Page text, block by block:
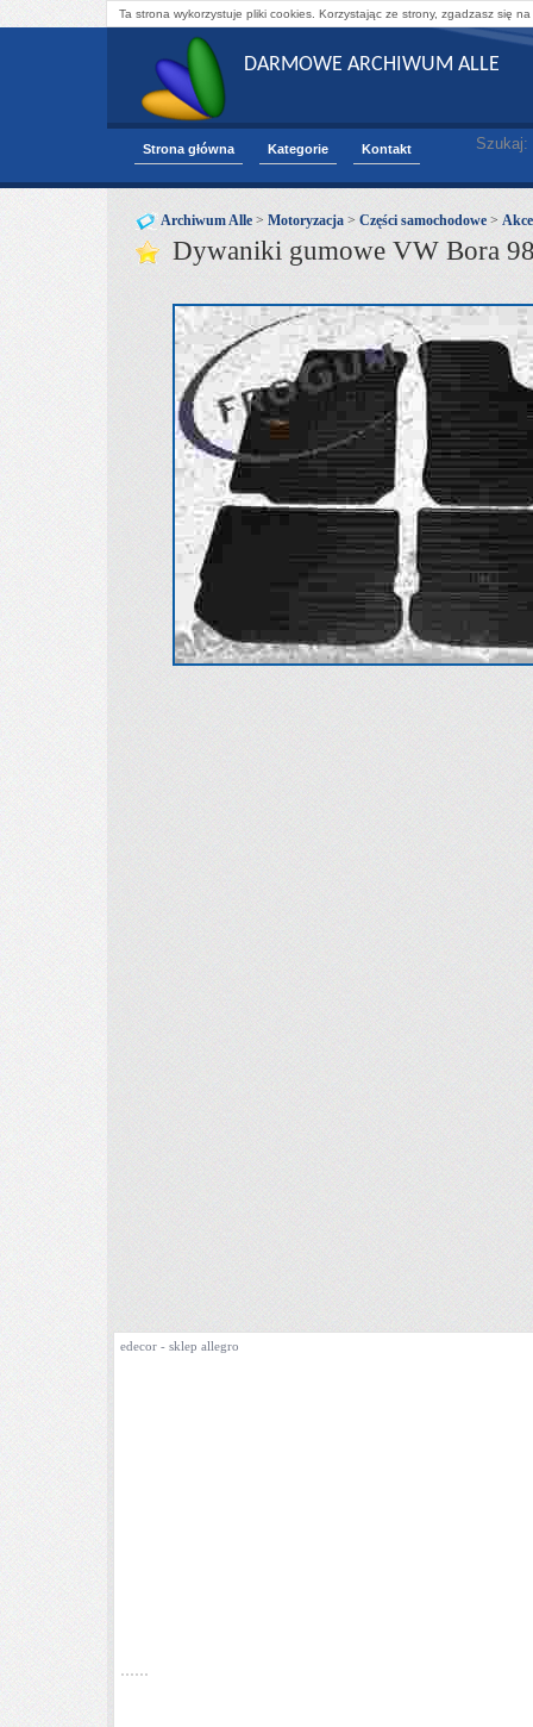
Ta strona wykorzystuje pliki cookies. Korzystając ze strony, zgadzasz się
DARMOWE ARCHIWUM ALLE
Strona główna Kategorie Kontakt Szukaj:
Archiwum Alle > Motoryzacja > Części samochodowe >
Dywaniki gumowe VW Bora
edecor - sklep allegro
......